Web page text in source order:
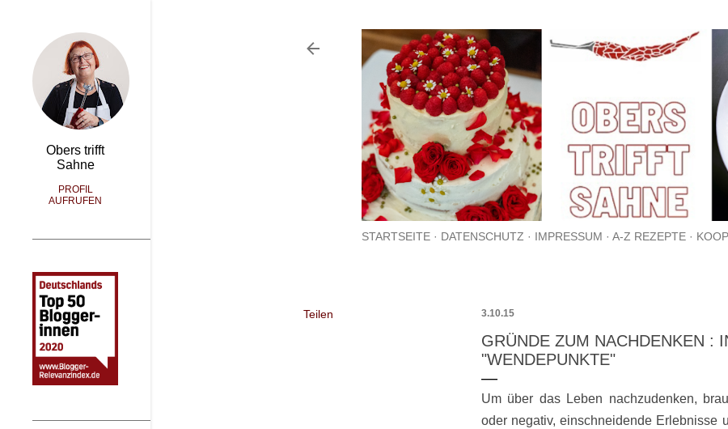
STARTSEITE DATENSCHUTZ IMPRESSUM A-Z REZEPTE
Teilen 3.10.15
GRÜNDE ZUM NACHDENKEN :
"WENDEPUNKTE"
Um über das Leben nachzudenken,
oder negativ, einschneidende Erlebnisse
Obers trifft
Sahne
PROFIL
AUFRUFEN